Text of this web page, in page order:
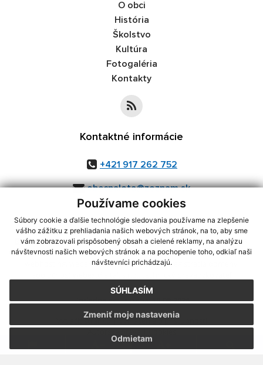
Používame cookies
Súbory cookie a ďalšie technológie sledovania používame na zlepšenie
vášho zážitku z prehliadania našich webových stránok, na to, aby sme
vám zobrazovali prispôsobený obsah a cielené reklamy, na analýzu
návštevnosti našich webových stránok a na pochopenie toho, odkiaľ naši
návštevníci prichádzajú.
SÚHLASÍM
Odmietam
Zmeniť moje nastavenia
O obci
História
Školstvo
Kultúra
Fotogaléria
Kontakty
Kontaktné informácie
+421 917 262 752
obecpalota@zoznam.sk
využite možnosť získavania aktuálnych informácií s využitím RSS
CMS systém (redakčný) systém ECHELON 2,Mapa stránok,web portál
webex.digital, s.r.o.,domény,registrácia domény
Posledná aktualizácia:10.08.2026
Vytlačiť stránku|Vyhlásenie o prístupnosti